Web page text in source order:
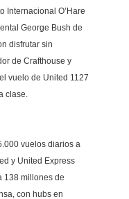
Internacional O’Hare
George Bush de
disfrutar sin
de Crafthouse y
vuelo de United 1127
clase.
vuelos diarios a
y United Express
138 millones de
con hubs en